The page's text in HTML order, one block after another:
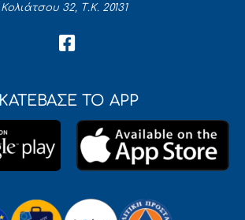
Κολιάτσου 32, Τ.Κ. 20131
ΚΑΤΕΒΑΣΕ ΤΟ APP